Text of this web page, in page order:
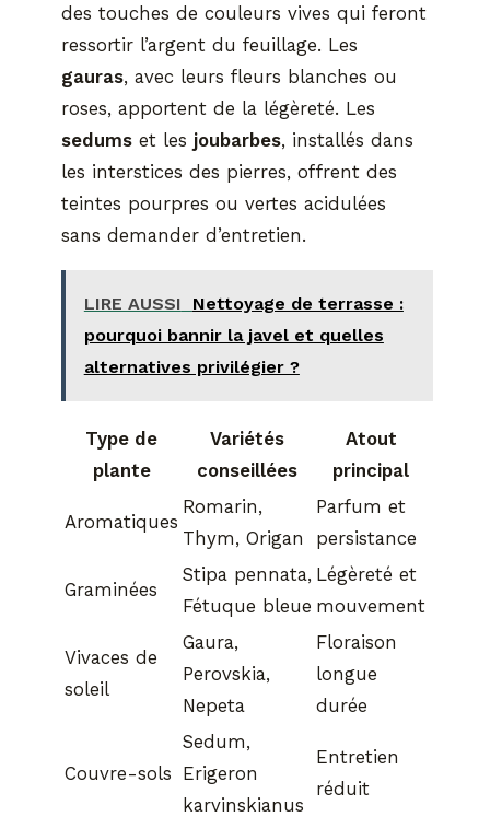
des touches de couleurs vives qui feront
ressortir l’argent du feuillage. Les
gauras, avec leurs fleurs blanches ou
roses, apportent de la légèreté. Les
sedums et les joubarbes, installés dans
les interstices des pierres, offrent des
teintes pourpres ou vertes acidulées
sans demander d’entretien.
LIRE AUSSI
Nettoyage de terrasse :
pourquoi bannir la javel et quelles
alternatives privilégier ?
Type de
plante
Variétés
conseillées
Atout
principal
Aromatiques
Romarin,
Thym, Origan
Parfum et
persistance
Graminées
Stipa pennata,
Fétuque bleue
Légèreté et
mouvement
Vivaces de
soleil
Gaura,
Perovskia,
Nepeta
Floraison
longue
durée
Couvre-sols
Sedum,
Erigeron
karvinskianus
Entretien
réduit